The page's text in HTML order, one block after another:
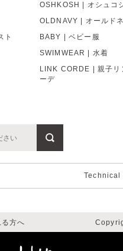
ト
OSHKOSH | オシュコ
OLDNAVY | オールド
BABY | ベビー服
SWIMWEAR | 水着
LINK CORDE | 親子リ
ーデ
Technical
方へ